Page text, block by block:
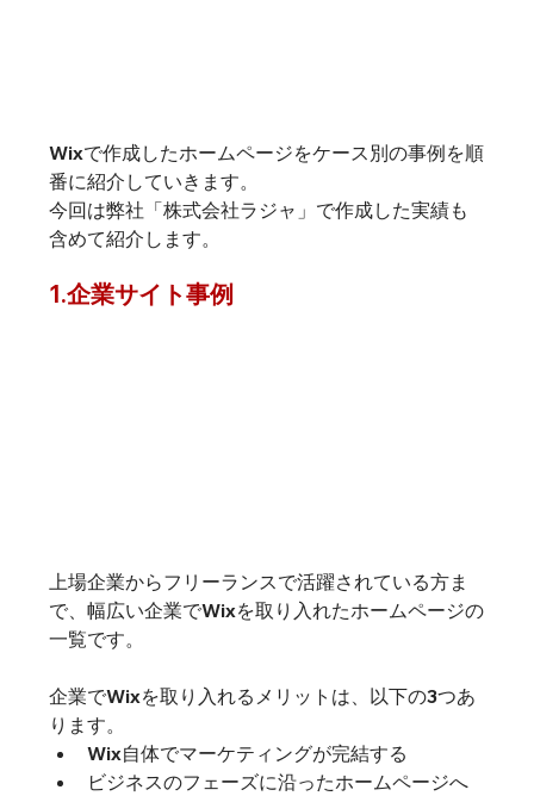
Wixで作成したホームページをケース別の事例を順
番に紹介していきます。
今回は弊社「株式会社ラジャ」で作成した実績も
含めて紹介します。
1.企業サイト事例
上場企業からフリーランスで活躍されている方ま
で、幅広い企業でWixを取り入れたホームページの
一覧です。
企業でWixを取り入れるメリットは、以下の3つあ
ります。
Wix自体でマーケティングが完結する
ビジネスのフェーズに沿ったホームページへ